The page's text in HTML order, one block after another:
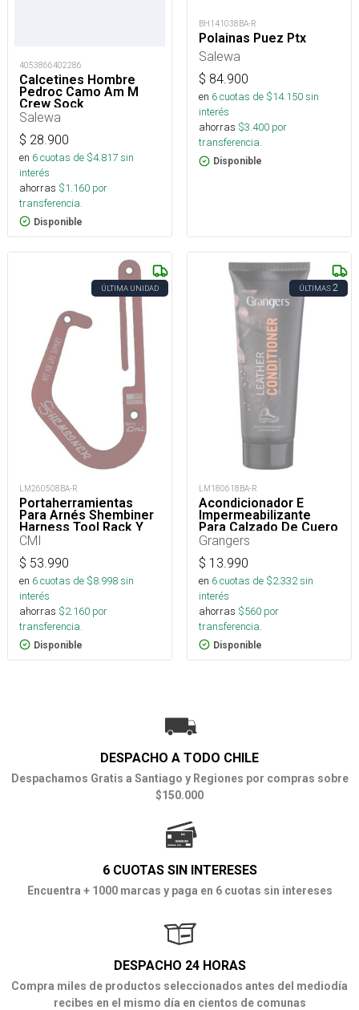
4053866402286
Calcetines Hombre
Pedroc Camo Am M
Crew Sock
Salewa
$ 28.900
en 6cuotas de $4.817sin
interés
ahorras $1.160 por
transferencia.
Disponible
BH141038BA-R
Polainas Puez Ptx
Salewa
$ 84.900
en 6cuotas de $14.150sin
interés
ahorras $3.400 por
transferencia.
Disponible
ÚLTIMA UNIDAD
LM260508BA-R
Portaherramientas
Para Arnés Shembiner
Harness Tool Rack Y
Arborismo
CMI
$ 53.990
en 6cuotas de $8.998sin
interés
ahorras $2.160 por
transferencia.
Disponible
ÚLTIMAS2
LM180618BA-R
Acondicionador E
Impermeabilizante
Para Calzado De Cuero
75 Ml
Grangers
$ 13.990
en 6cuotas de $2.332sin
interés
ahorras $560 por
transferencia.
Disponible
DESPACHO A TODO CHILE
Despachamos Gratis a Santiago y Regiones por compras sobre
$150.000
6 CUOTAS SIN INTERESES
Encuentra + 1000 marcas y paga en 6 cuotas sin intereses
DESPACHO 24 HORAS
Compra miles de productos seleccionados antes del mediodía
recibes en el mismo día en cientos de comunas